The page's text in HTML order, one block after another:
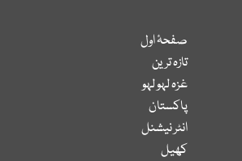
صفحۂ اول
تازہ ترین
غزہ لہو لہو
پاکستان
انٹر نیشنل
کھیل